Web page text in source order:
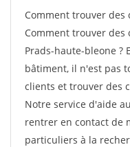
Comment trouver des
Comment trouver
Prads-haute-bleone ?
bâtiment, il n'est pas
clients et trouver des
Notre service d'aide
rentrer en contact de
particuliers à la